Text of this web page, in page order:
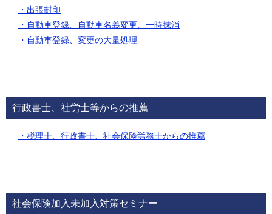
・出張封印
・自動車登録、自動車名義変更、一時抹消
・自動車登録、変更の大量処理
行政書士、社労士等からの推薦
・税理士、行政書士、社会保険労務士からの推薦
社会保険加入未加入対策セミナー